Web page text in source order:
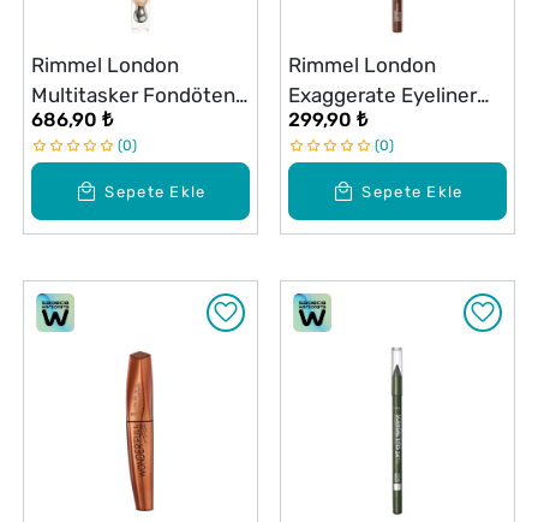
Sepete Ekle
Rimmel London
Multitasker Fondöten
& Kapatıcı 030 Light
686,90 ₺
0
Sepete Ekle
Rimmel London
Exaggerate Eyeliner
No: 002 Kahverengi
299,90 ₺
0